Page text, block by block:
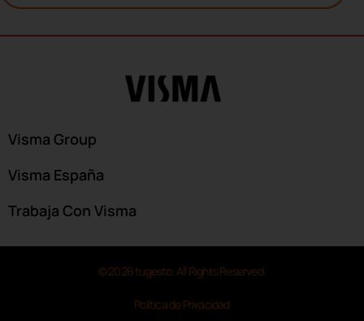
Visma Group
Visma España
Trabaja Con Visma
© 2026 tugesto. All Rights Reserved.
Política de Privacidad